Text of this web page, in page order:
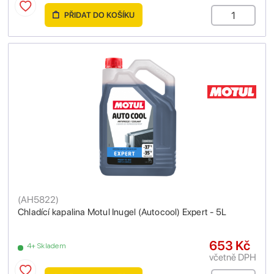
PŘIDAT DO KOŠÍKU
Chladící kapalina Motul Inugel (Autocool) Expert - 5L
(AH5822)
4+ Skladem 653 Kč
včetně DPH